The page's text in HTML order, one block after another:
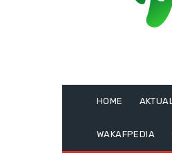
HOME
WAKAFPEDIA